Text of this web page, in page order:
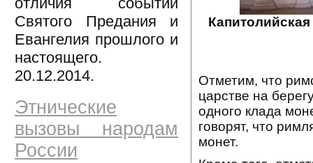
Святого Предания и
Евангелия прошлого и
настоящего.
20.12.2014.
Этнические
вызовы народам
России
Отметим, что
царстве на
одного клада
говорят, что
монет.